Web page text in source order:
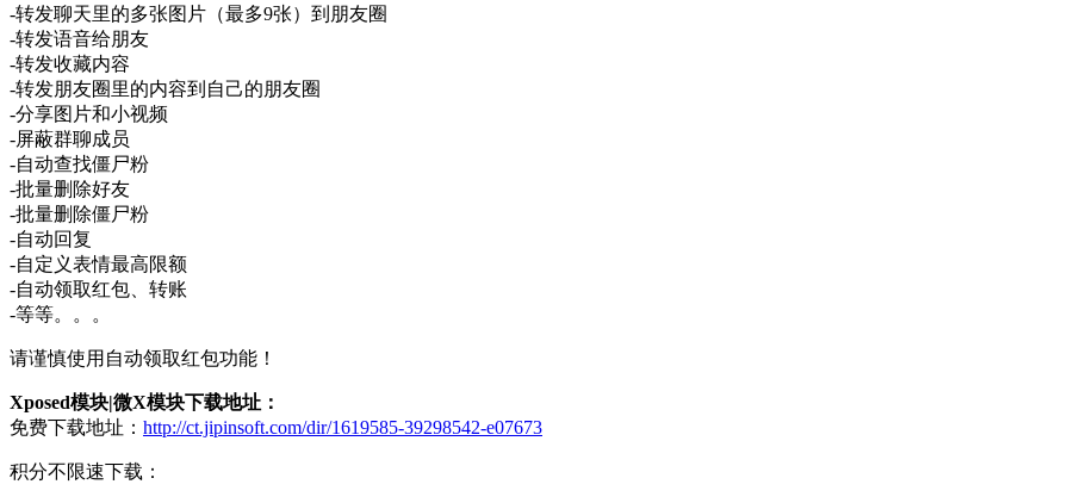
-转发聊天里的多张图片（最多9张）到朋友圈
-转发语音给朋友
-转发收藏内容
-转发朋友圈里的内容到自己的朋友圈
-分享图片和小视频
-屏蔽群聊成员
-自动查找僵尸粉
-批量删除好友
-批量删除僵尸粉
-自动回复
-自定义表情最高限额
-自动领取红包、转账
-等等。。。
请谨慎使用自动领取红包功能！
Xposed模块|微X模块下载地址：
免费下载地址： http://ct.jipinsoft.com/dir/1619585-39298542-e07673
积分不限速下载：